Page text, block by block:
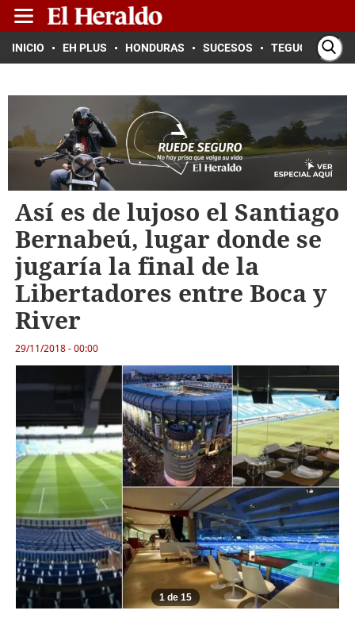
INICIO EH PLUS HONDURAS SUCESOS TEGUCIGALPA
Así es de lujoso el Santiago
Bernabeú, lugar donde se
jugaría la final de la
Libertadores entre Boca y
River
29/11/2018 - 00:00
1 de 15